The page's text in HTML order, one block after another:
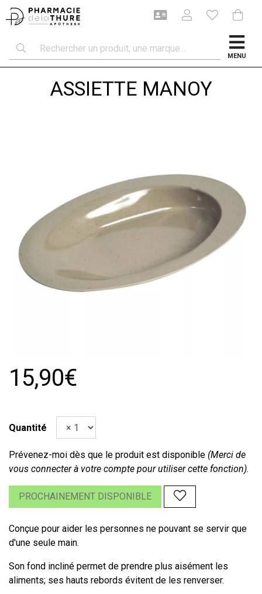
MENU
ASSIETTE MANOY
15,90€
Quantité
Prévenez-moi dès que le produit est disponible (Merci de
vous connecter à votre compte pour utiliser cette fonction).
PROCHAINEMENT DISPONIBLE
Conçue pour aider les personnes ne pouvant se servir que
d'une seule main.
Son fond incliné permet de prendre plus aisément les
aliments; ses hauts rebords évitent de les renverser.